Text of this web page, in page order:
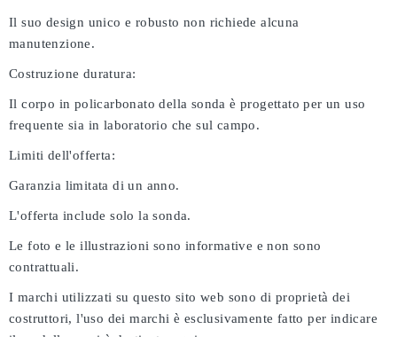
Il suo design unico e robusto non richiede alcuna
manutenzione.
Costruzione duratura:
Il corpo in policarbonato della sonda è progettato per un uso
frequente sia in laboratorio che sul campo.
Limiti dell'offerta:
Garanzia limitata di un anno.
L'offerta include solo la sonda.
Le foto e le illustrazioni sono informative e non sono
contrattuali.
I marchi utilizzati su questo sito web sono di proprietà dei
costruttori, l'uso dei marchi è esclusivamente fatto per indicare